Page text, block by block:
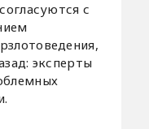
с
эксперты